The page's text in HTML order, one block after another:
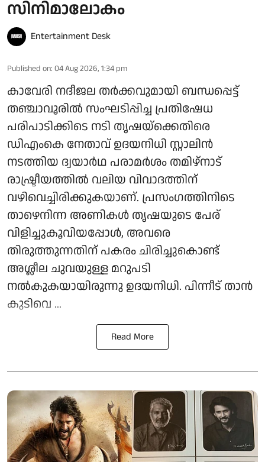
സിനിമാലോകം
Entertainment Desk
Published on: 04 Aug 2026, 1:34 pm
കാവേരി നദീജല തർക്കവുമായി ബന്ധപ്പെട്ട്
തഞ്ചാവൂരിൽ സംഘടിപ്പിച്ച പ്രതിഷേധ
പരിപാടിക്കിടെ നടി തൃഷയ്‌ക്കെതിരെ
ഡിഎംകെ നേതാവ് ഉദയനിധി സ്റ്റാലിൻ
നടത്തിയ ദ്വയാർഥ പരാമർശം തമിഴ്‌നാട്
രാഷ്ട്രീയത്തിൽ വലിയ വിവാദത്തിന്
വഴിവെച്ചിരിക്കുകയാണ്. പ്രസംഗത്തിനിടെ
താഴെനിന്ന അണികൾ തൃഷയുടെ പേര്
വിളിച്ചുകൂവിയപ്പോൾ, അവരെ
തിരുത്തുന്നതിന് പകരം ചിരിച്ചുകൊണ്ട്
അശ്ലീല ചുവയുള്ള മറുപടി
നൽകുകയായിരുന്നു ഉദയനിധി. പിന്നീട് താൻ
കുടിവെ ...
Read More